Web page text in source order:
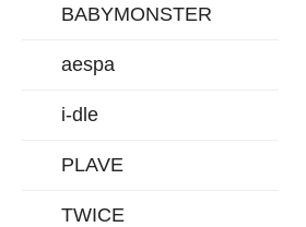
BABYMONSTER
aespa
i-dle
PLAVE
TWICE